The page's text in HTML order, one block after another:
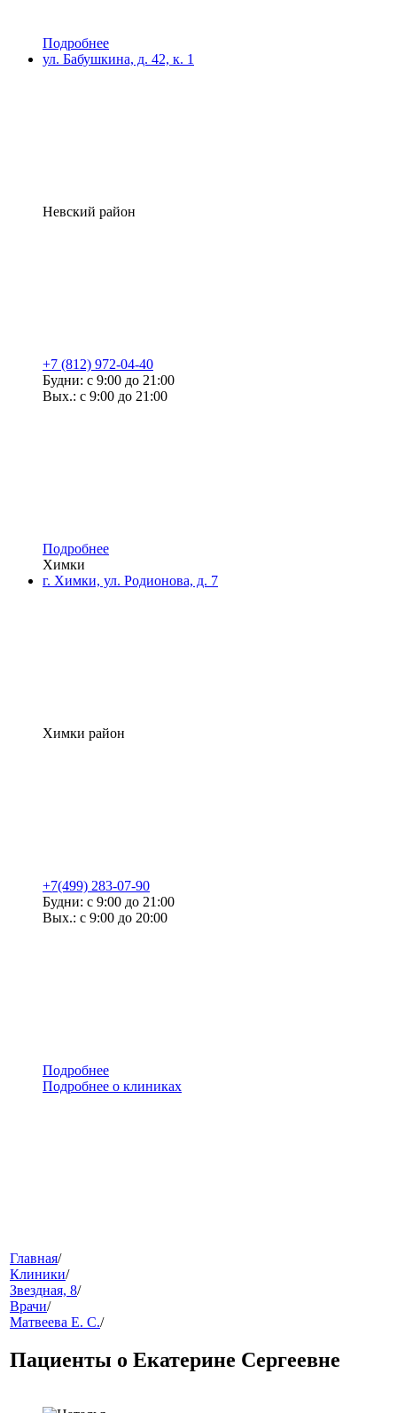
Подробнее
ул. Бабушкина, д. 42, к. 1
Невский район
+7 (812) 972-04-40
Будни: с 9:00 до 21:00
Вых.: с 9:00 до 21:00
Подробнее
Химки
г. Химки, ул. Родионова, д. 7
Химки район
+7(499) 283-07-90
Будни: с 9:00 до 21:00
Вых.: с 9:00 до 20:00
Подробнее
Подробнее о клиниках
меню
Главная/
Клиники/
Звездная, 8/
Врачи/
Матвеева Е. С./
Пациенты о Екатерине Сергеевне